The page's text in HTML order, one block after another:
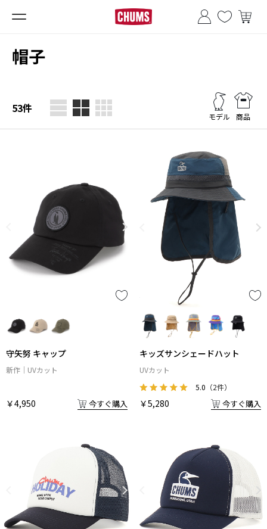
■夏季休業のお知らせ■
帽子
53件
モデル 商品
守矢努 キャップ
新作 UVカット
￥4,950 今すぐ購入
キッズサンシェードハット
UVカット
5.0 （2件）
￥5,280 今すぐ購入